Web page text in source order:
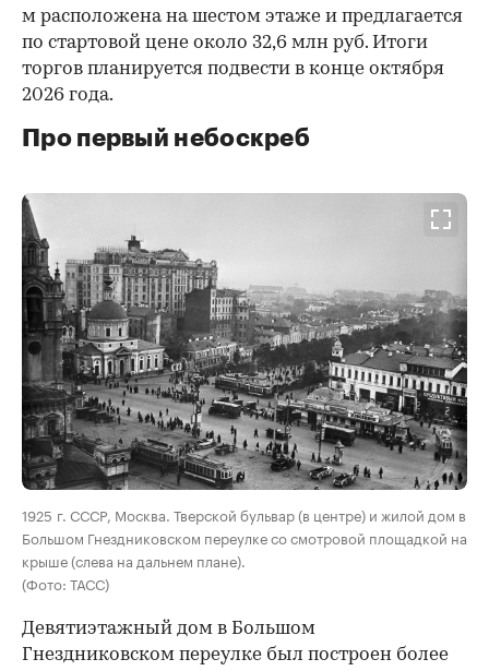
м расположена на шестом этаже и предлагается
по стартовой цене около 32,6 млн руб. Итоги
торгов планируется подвести в конце октября
2026 года.
Про первый небоскреб
00:00 / 00:00
1925 г. СССР, Москва. Тверской бульвар (в центре) и жилой дом в
Большом Гнездниковском переулке со смотровой площадкой на
крыше (слева на дальнем плане).
(Фото: ТАСС)
Девятиэтажный дом в Большом
Гнездниковском переулке был построен более